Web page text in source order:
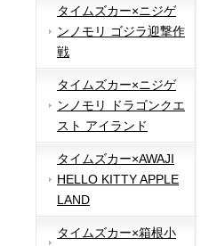
タイムズカー×ニジゲ
ンノモリ ゴジラ迎撃作
戦
タイムズカー×ニジゲ
ンノモリ ドラゴンクエ
スト アイランド
タイムズカー×AWAJI
HELLO KITTY APPLE
LAND
タイムズカー×箱根小